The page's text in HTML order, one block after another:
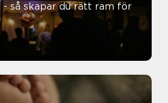
så skapar du rätt ram för